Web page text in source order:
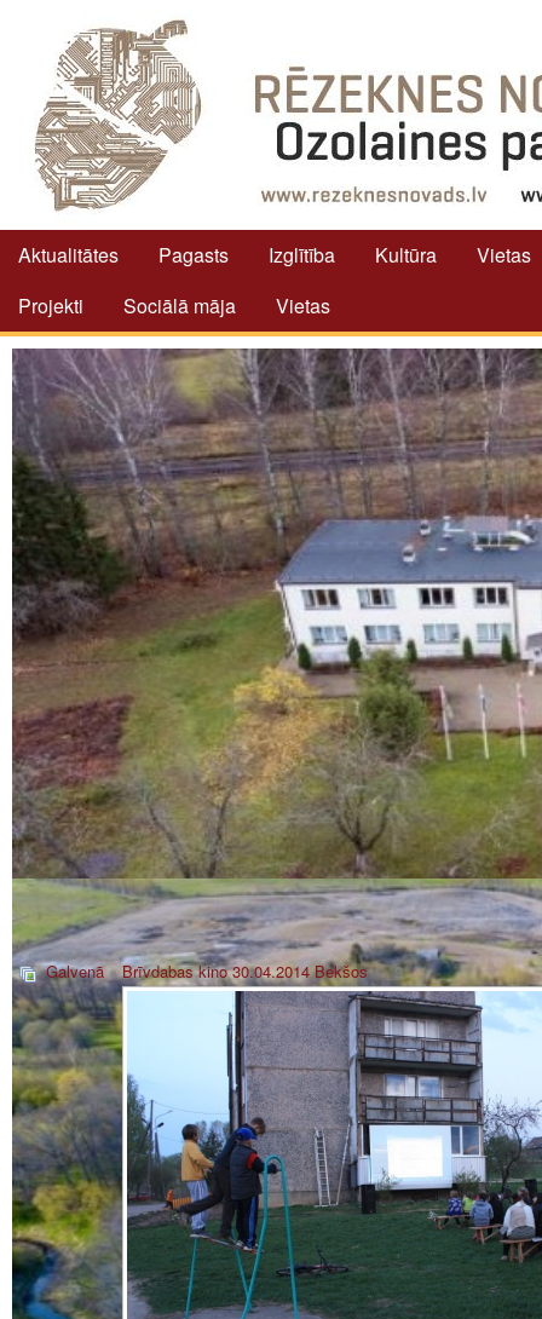
Aktualitātes Pagasts Izglītība Kultūra
Vietas
Projekti
Sociālā māja Vietas
Galvenā»Brīvdabas kino 30.04.2014 Bekšos» _9